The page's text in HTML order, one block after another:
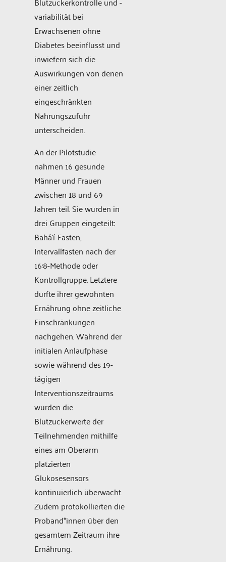
variabilität bei
Erwachsenen ohne
Diabetes beeinflusst und
inwiefern sich die
Auswirkungen von denen
einer zeitlich
eingeschränkten
Nahrungszufuhr
unterscheiden.
An der Pilotstudie
nahmen 16 gesunde
Männer und Frauen
zwischen 18 und 69
Jahren teil. Sie wurden in
drei Gruppen eingeteilt:
Bahá’í-Fasten,
Intervallfasten nach der
16:8-Methode oder
Kontrollgruppe. Letztere
durfte ihrer gewohnten
Ernährung ohne zeitliche
Einschränkungen
nachgehen. Während der
initialen Anlaufphase
sowie während des 19-
tägigen
Interventionszeitraums
wurden die
Blutzuckerwerte der
Teilnehmenden mithilfe
eines am Oberarm
platzierten
Glukosesensors
kontinuierlich überwacht.
Zudem protokollierten die
Proband*innen über den
gesamtem Zeitraum ihre
Ernährung.